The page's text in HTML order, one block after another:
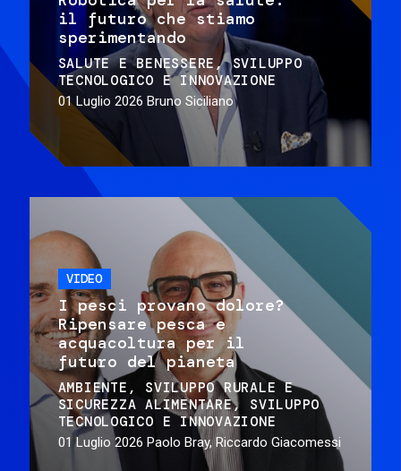
il futuro che stiamo
sperimentando
SALUTE E BENESSERE
SVILUPPO
TECNOLOGICO E INNOVAZIONE
01 Luglio 2026 Bruno Siciliano
VIDEO
I pesci provano dolore?
Ripensare pesca e
acquacoltura per il
futuro del pianeta
AMBIENTE
SVILUPPO RURALE E
SICUREZZA ALIMENTARE
SVILUPPO
TECNOLOGICO E INNOVAZIONE
01 Luglio 2026 Paolo Bray, Riccardo Giacomessi